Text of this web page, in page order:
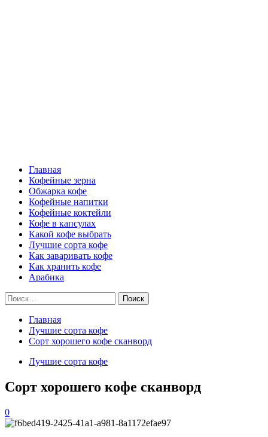
Главная
Кофейные зерна
Обжарка кофе
Кофейные напитки
Кофейные коктейли
Кофе в капсулах
Какой кофе выбрать
Лучшие сорта кофе
Как заваривать кофе
Как хранить кофе
Арабика
Найти:
Главная
Лучшие сорта кофе
Сорт хорошего кофе сканворд
Лучшие сорта кофе
Сорт хорошего кофе сканворд
0